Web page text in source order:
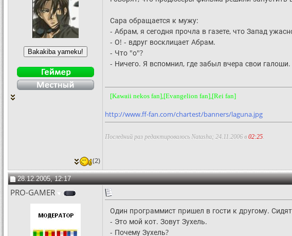
Сара обращается к мужу:
- Абрам, я сегодня прочла в газете, что Запад
- О! - вдруг восклицает Абрам.
- Что "о"?
- Ничего. Я вспомнил, где забыл вчера свои галоши.
[Kawaii nekos fan],[Evangelion fan],[Rei fan]
http://www.ff-fan.com/chartest/banners/laguna.jpg
Последний раз редактировалось Natasha; 24.11.2006 в 02:25
(2)
28.12.2005, 12:17
PRO-GAMER
Один пpогpаммист пpишел в гости к дpугому.
- Это мой кот. Зовут Зухель.
- Почему Зухель?